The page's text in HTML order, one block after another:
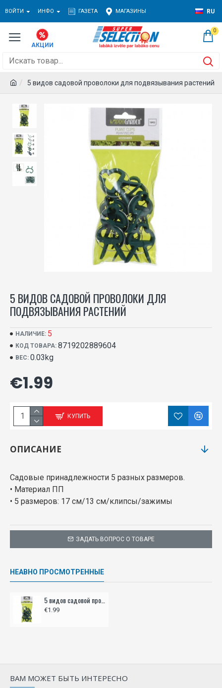
ВОЙТИ ИНФО ГАЗЕТА МАГАЗИНЫ RU
0
5 видов садовой проволоки для подвязывания растений
5 ВИДОВ САДОВОЙ ПРОВОЛОКИ ДЛЯ
ПОДВЯЗЫВАНИЯ РАСТЕНИЙ
НАЛИЧИЕ: 5
КОД ТОВАРА: 8719202889604
ВЕС: 0.03kg
€1.99
КУПИТЬ
ЗАДАТЬ ВОПРОС О ТОВАРЕ
ОПИСАНИЕ
Садовые принадлежности 5 разных размеров.
• Материал ПП
• 5 размеров: 17 см/13 см/клипсы/зажимы
НЕАВНО ПРОСМОТРЕННЫЕ
5 видов садовой проволоки для подвязывания растений
€1.99
ВАМ МОЖЕТ БЫТЬ ИНТЕРЕСНО